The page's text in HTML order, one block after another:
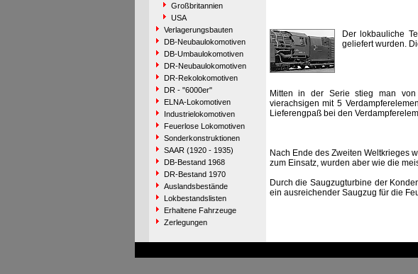
Großbritannien
USA
Verlagerungsbauten
DB-Neubaulokomotiven
DB-Umbaulokomotiven
DR-Neubaulokomotiven
DR-Rekolokomotiven
DR - "6000er"
ELNA-Lokomotiven
Industrielokomotiven
Feuerlose Lokomotiven
Sonderkonstruktionen
SAAR (1920 - 1935)
DB-Bestand 1968
DR-Bestand 1970
Auslandsbestände
Lokbestandslisten
Erhaltene Fahrzeuge
Zerlegungen
Der lokbauliche
geliefert wurden.
Mitten in der Serie stieg man von
vierachsigen mit 5
Lieferengpaß bei den
Nach Ende des Zweiten Weltkrieges
zum Einsatz, wurden aber wie die
Durch die Saugzugturbine der
ein ausreichender Saugzug für die